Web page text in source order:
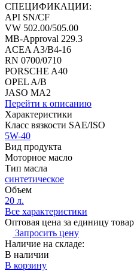
СПЕЦИФИКАЦИИ:
API SN/CF
VW 502.00/505.00
МВ-Approval 229.3
ACEA A3/B4-16
RN 0700/0710
PORSCHE A40
OPEL A/B
JASO MA2
Перейти к описанию
Характеристики
Класс вязкости SAE/ISO
5W-40
Вид продукта
Моторное масло
Тип масла
синтетическое
Объем
20 л.
Все характеристики
Оптовая цена за единицу
Запросить цену
Наличие на складе:
В наличии
В корзину